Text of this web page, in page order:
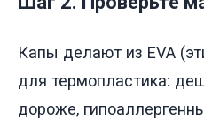
Капы делают из EVA
для термопластика:
дороже,